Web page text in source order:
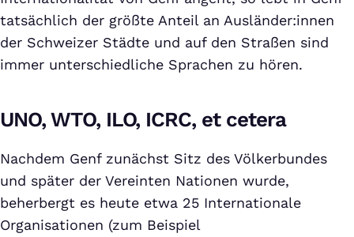
tatsächlich der größte Anteil an Ausländer:innen
der Schweizer Städte und auf den Straßen sind
immer unterschiedliche Sprachen zu hören.
UNO, WTO, ILO, ICRC, et cetera
Nachdem Genf zunächst Sitz des Völkerbundes
und später der Vereinten Nationen wurde,
beherbergt es heute etwa 25 Internationale
Organisationen (zum Beispiel